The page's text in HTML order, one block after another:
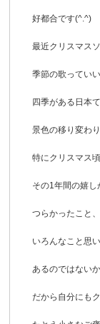
好都合です(^.^)
最近クリスマス
季節の歌ってい
四季がある日本
景色の移り変わ
特にクリスマス
その1年間の嬉
つらかったこと
いろんなこと思
あるのではない
だから自分にも